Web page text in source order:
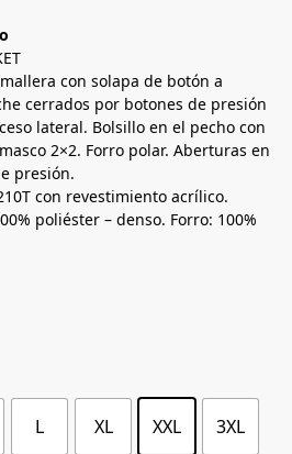
con solapa de botón a
cerrados por botones de presión
lateral. Bolsillo en el pecho con
2×2. Forro polar. Aberturas en
presión.
con revestimiento acrílico.
poliéster – denso. Forro: 100%
L XL XXL 3XL